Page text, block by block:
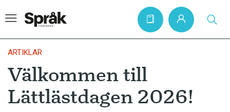
Hem
Artiklar
ARTIKLAR
Välkommen till
Lättlästdagen 2026!